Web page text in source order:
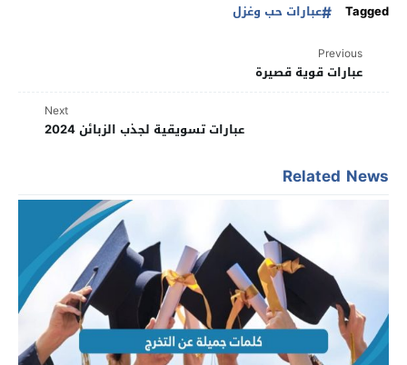
Tagged عبارات حب وغزل
Previous
عبارات قوية قصيرة
Next
عبارات تسويقية لجذب الزبائن 2024
Related News